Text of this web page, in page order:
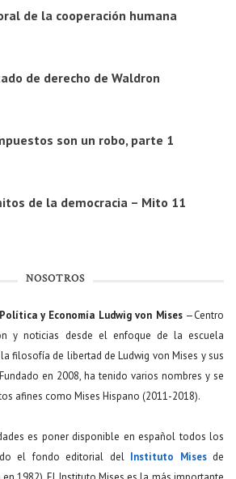
de la cooperación humana
de derecho de Waldron
son un robo, parte 1
de la democracia – Mito 11
NOSOTROS
y Economía Ludwig von Mises—Centro
y noticias desde el enfoque de la escuela
filosofía de libertad de Ludwig von Mises y sus
en 2008, ha tenido varios nombres y se
afines como Mises Hispano (2011-2018).
es poner disponible en español todos los
el fondo editorial del Instituto Misesde